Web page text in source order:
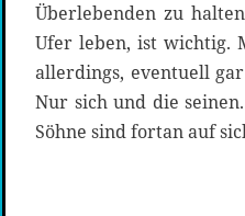
Überlebenden zu
Ufer leben, ist wichtig.
allerdings, eventuell
Nur sich und die
Söhne sind fortan auf